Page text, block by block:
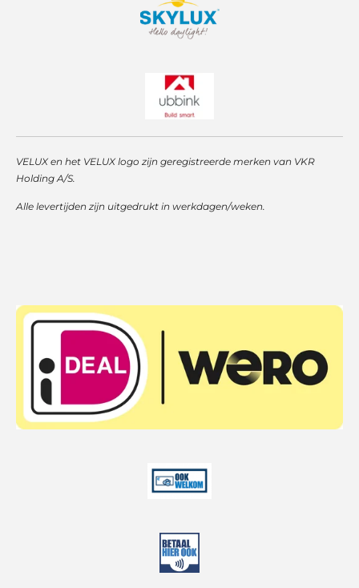
VELUX en het VELUX logo zijn geregistreerde merken van VKR
Holding A/S.
Alle levertijden zijn uitgedrukt in werkdagen/weken.